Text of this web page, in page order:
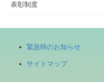
表彰制度
緊急時のお知らせ
サイトマップ